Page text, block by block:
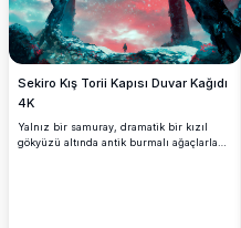
Sekiro Kış Torii Kapısı Duvar Kağıdı
4K
Yalnız bir samuray, dramatik bir kızıl
gökyüzü altında antik burmalı ağaçlarla